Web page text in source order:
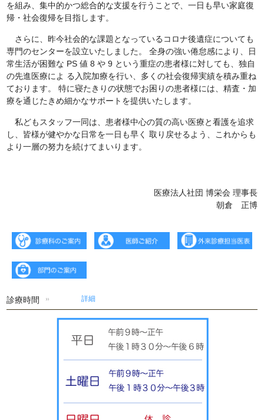
を組み、集中的かつ総合的な支援を行うことで、一日も早い家庭復
帰・社会復帰を目指します。
さらに、昨今社会的な課題となっているコロナ後遺症についても
専門のセンターを設立いたしました。 全身の強い倦怠感により、日
常生活が困難な PS 値 8 や 9 という重症の患者様に対しても、独自
の先進医療によ る入院加療を行い、多くの社会復帰実績を積み重ね
ております。 特に寝たきりの状態でお困りの患者様には、精査・加
療を通じたきめ細かなサポートを提供いたします。
私どもスタッフ一同は、患者様中心の質の高い医療と看護を追求
し、皆様が健やかな日常を一日も早く 取り戻せるよう、これからも
より一層の努力を続けてまいります。
医療法人社団 博栄会 理事長
朝倉 正博
診療時間 詳細